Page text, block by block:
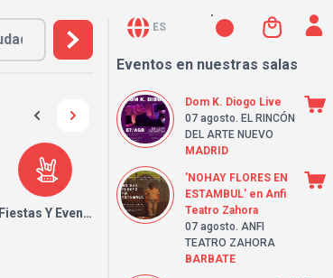
Fiestas Y Eventos
ES
Eventos en nuestras salas
Dom K. Diogo Live
07 agosto. EL RINCÓN
DEL ARTE NUEVO
MADRID
'NOHAY FLORES EN
ESTAMBUL' en Anfi
Teatro Zahora
07 agosto. ANFI
TEATRO ZAHORA
BARBATE